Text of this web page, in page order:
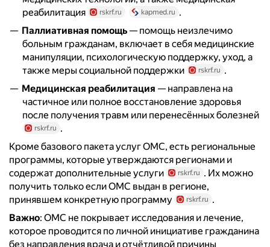
реабилитация
rskrf.ru kapmed.ru .
Паллиативная помощь — помощь неизлечимо
больным гражданам, включает в себя медицинские
манипуляции, психологическую поддержку, уход, а
также меры социальной поддержки
rskrf.ru .
Медицинская реабилитация — направлена на
частичное или полное восстановление здоровья
после получения травм или перенесённых болезней
rskrf.ru .
Кроме базового пакета услуг ОМС, есть региональные
программы, которые утверждаются регионами и
содержат дополнительные услуги
rskrf.ru . Их можно
получить только если ОМС выдан в регионе,
принявшем конкретную программу
rskrf.ru .
Важно: ОМС не покрывает исследования и лечение,
которое проводится по личной инициативе гражданина
без направления врача и отчётливой причины